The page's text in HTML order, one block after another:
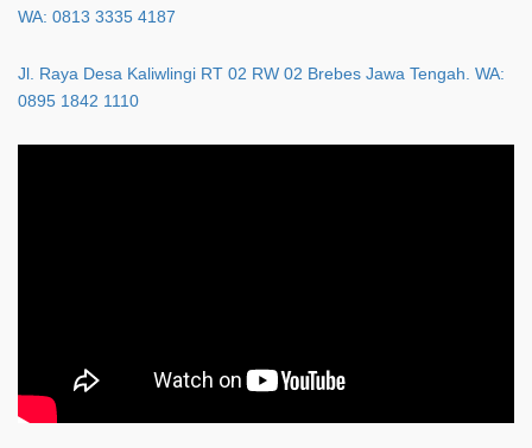
WA: 0813 3335 4187
Jl. Raya Desa Kaliwlingi RT 02 RW 02 Brebes Jawa Tengah. WA:
0895 1842 1110